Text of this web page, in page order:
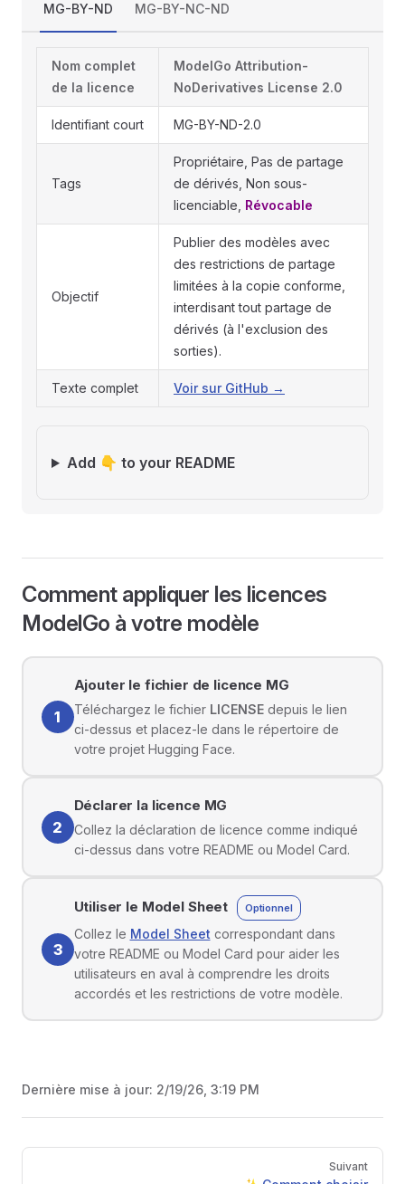
MG-BY-ND MG-BY-NC-ND
Nom complet
de la licence
ModelGo Attribution-
NoDerivatives License 2.0
Identifiant court MG-BY-ND-2.0
Tags
Propriétaire, Pas de partage
de dérivés, Non sous-
licenciable, Révocable
Objectif
Publier des modèles avec
des restrictions de partage
limitées à la copie conforme,
interdisant tout partage de
dérivés (à l'exclusion des
sorties).
Texte complet Voir sur GitHub →
Add 👇 to your README
Comment appliquer les licences
ModelGo à votre modèle
1
Ajouter le fichier de licence MG
Téléchargez le fichier LICENSEdepuis le lien
ci-dessus et placez-le dans le répertoire de
votre projet Hugging Face.
2
Déclarer la licence MG
Collez la déclaration de licence comme indiqué
ci-dessus dans votre README ou Model Card.
3
Utiliser le Model Sheet Optionnel
Collez le Model Sheet correspondant dans
votre README ou Model Card pour aider les
utilisateurs en aval à comprendre les droits
accordés et les restrictions de votre modèle.
Dernière mise à jour: 2/19/26, 3:19 PM
Pager
Suivant